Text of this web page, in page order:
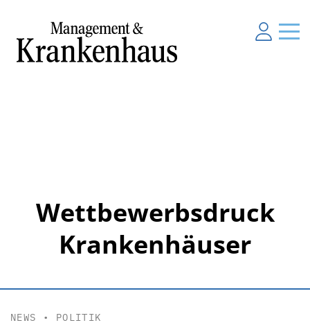
Wettbewerbsdruck
Krankenhäuser
NEWS • POLITIK